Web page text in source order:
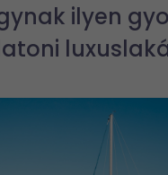
ilyen